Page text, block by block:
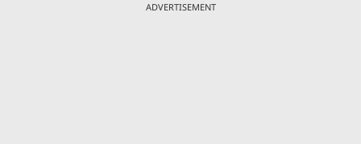
ADVERTISEMENT